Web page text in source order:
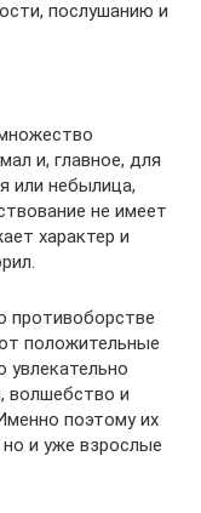
послушанию и
и, главное, для
или небылица,
не имеет
характер и
противоборстве
положительные
волшебство и
поэтому их
и уже взрослые